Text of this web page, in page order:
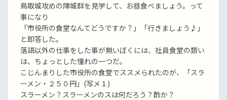
鳥取城攻めの陣城群を見学して、お昼食べましょう。って
事になり
「市役所の食堂なんてどうですか？」「行きましょう♪」
と即答した。
落語以外の仕事をした事が無いぼくには、社員食堂の類い
は、ちょっとした憧れの一つだ。
こじんまりした市役所の食堂でススメられたのが、「スラ
ーメン・２５０円」(写メ１)
スラーメン？スラーメンのスは何だろう？酢か？